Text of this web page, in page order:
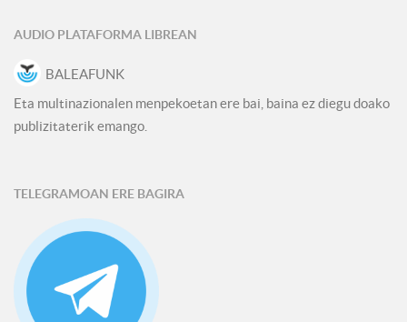
AUDIO PLATAFORMA LIBREAN
BALEAFUNK
Eta multinazionalen menpekoetan ere bai, baina ez diegu doako
publizitaterik emango.
TELEGRAMOAN ERE BAGIRA